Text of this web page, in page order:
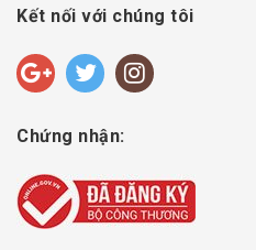
Kết nối với chúng tôi
Chứng nhận: